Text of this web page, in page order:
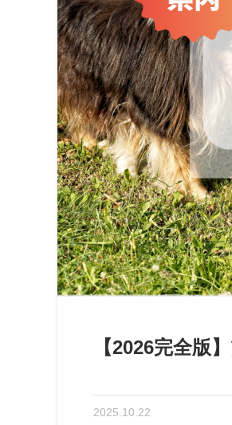
【2026完全版
2025.10.22